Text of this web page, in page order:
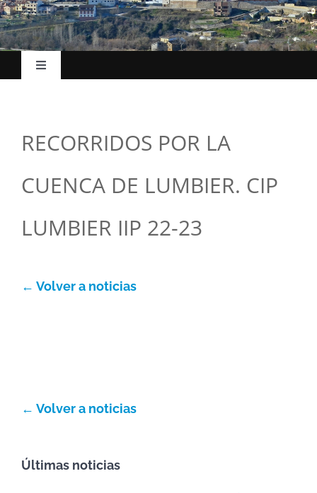
Toggle
Udalak
Kokapena
Ekonomia
RECORRIDOS POR LA
CUENCA DE LUMBIER. CIP
LUMBIER IIP 22-23
← Volver a noticias
← Volver a noticias
Últimas noticias